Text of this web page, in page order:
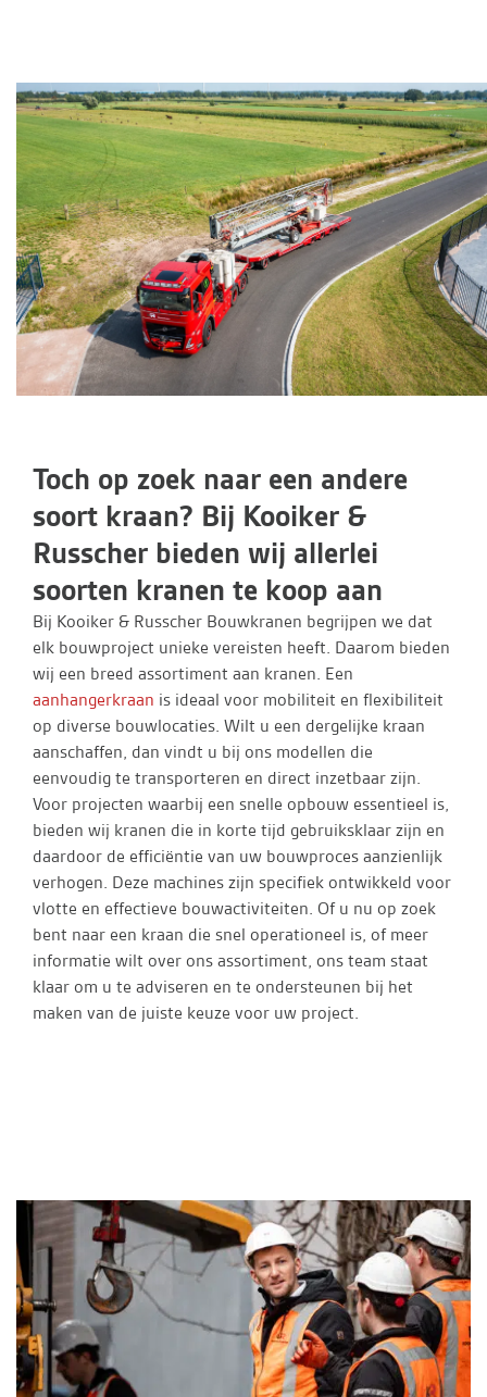
Toch op zoek naar een andere
soort kraan? Bij Kooiker &
Russcher bieden wij allerlei
soorten kranen te koop aan
Bij Kooiker & Russcher Bouwkranen begrijpen we dat
elk bouwproject unieke vereisten heeft. Daarom bieden
wij een breed assortiment aan kranen. Een
aanhangerkraan is ideaal voor mobiliteit en flexibiliteit
op diverse bouwlocaties. Wilt u een dergelijke kraan
aanschaffen, dan vindt u bij ons modellen die
eenvoudig te transporteren en direct inzetbaar zijn.
Voor projecten waarbij een snelle opbouw essentieel is,
bieden wij kranen die in korte tijd gebruiksklaar zijn en
daardoor de efficiëntie van uw bouwproces aanzienlijk
verhogen. Deze machines zijn specifiek ontwikkeld voor
vlotte en effectieve bouwactiviteiten. Of u nu op zoek
bent naar een kraan die snel operationeel is, of meer
informatie wilt over ons assortiment, ons team staat
klaar om u te adviseren en te ondersteunen bij het
maken van de juiste keuze voor uw project.